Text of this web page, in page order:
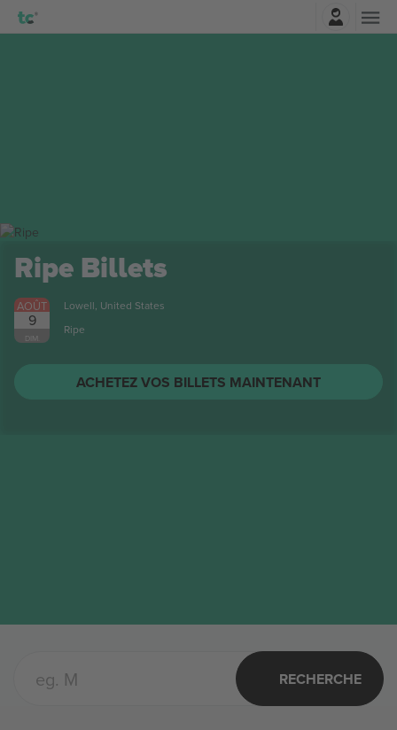
Ripe Billets
AOÛT
9
DIM.
Lowell, United States
Ripe
ACHETEZ VOS BILLETS MAINTENANT
RECHERCHE